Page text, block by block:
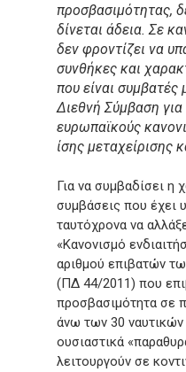
προσβασιμότητας,
δίνεται άδεια. Σε
δεν φροντίζει να
συνθήκες και
που είναι συμβατές
Διεθνή Σύμβαση
ευρωπαϊκούς
ίσης μεταχείρισης
Για να συμβαδίσει η
συμβάσεις που έχει
ταυτόχρονα να
«Κανονισμό
αριθμού επιβατών
(ΠΔ 44/2011) που
προσβασιμότητα σε
άνω των 30 ναυτικών
ουσιαστικά
λειτουργούν σε